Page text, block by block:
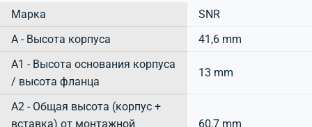
Марка
SNR
А - Высота корпуса
41,6 mm
A1 - Высота основания корпуса
/ высота фланца
13 mm
A2 - Общая высота (корпус +
вставка) от монтажной
60,7 mm